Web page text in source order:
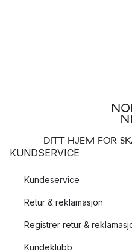
DITT HJEM FOR
KUNDSERVICE
Kundeservice
Retur & reklamasjon
Registrer retur &
Kundeklubb